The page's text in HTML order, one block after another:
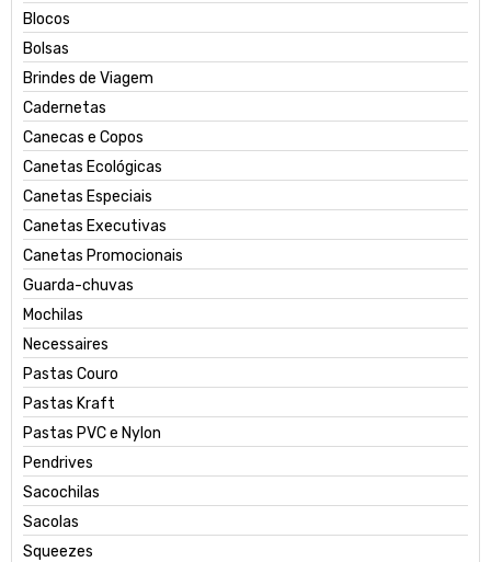
Blocos
Bolsas
Brindes de Viagem
Cadernetas
Canecas e Copos
Canetas Ecológicas
Canetas Especiais
Canetas Executivas
Canetas Promocionais
Guarda-chuvas
Mochilas
Necessaires
Pastas Couro
Pastas Kraft
Pastas PVC e Nylon
Pendrives
Sacochilas
Sacolas
Squeezes